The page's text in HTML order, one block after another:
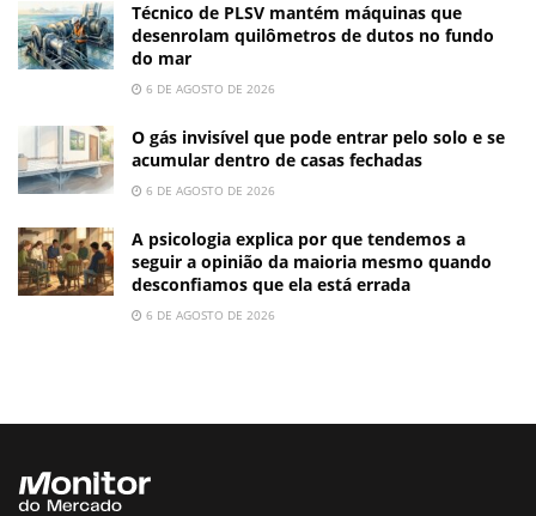
Técnico de PLSV mantém máquinas que
desenrolam quilômetros de dutos no fundo
do mar
6 DE AGOSTO DE 2026
O gás invisível que pode entrar pelo solo e se
acumular dentro de casas fechadas
6 DE AGOSTO DE 2026
A psicologia explica por que tendemos a
seguir a opinião da maioria mesmo quando
desconfiamos que ela está errada
6 DE AGOSTO DE 2026